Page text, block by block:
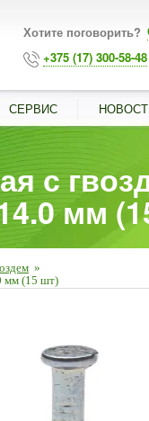
Хотите поговорить?
+375 (17) 300-58-48
СЕРВИС
с
мм
»
мм (15 шт)